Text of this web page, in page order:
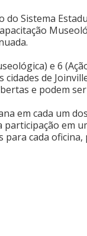
Sistema
e 6
de
e podem
em cada um
em
para cada